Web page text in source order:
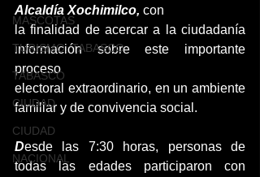
MASCOTAS
TURISMO, TABASCO
TABASCO
CIUDAD
CIUDAD
NACIONAL
Alcaldía Xochimilco, con
la finalidad de acercar a la ciudadanía
información sobre este importante
proceso
electoral extraordinario, en un ambiente
familiar y de convivencia social.
Desde las 7:30 horas, personas de
todas las edades participaron con